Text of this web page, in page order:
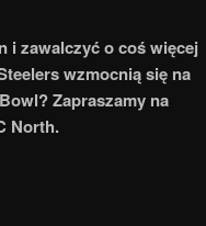
i zawalczyć o coś więcej
wzmocnią się na
Zapraszamy na
North.